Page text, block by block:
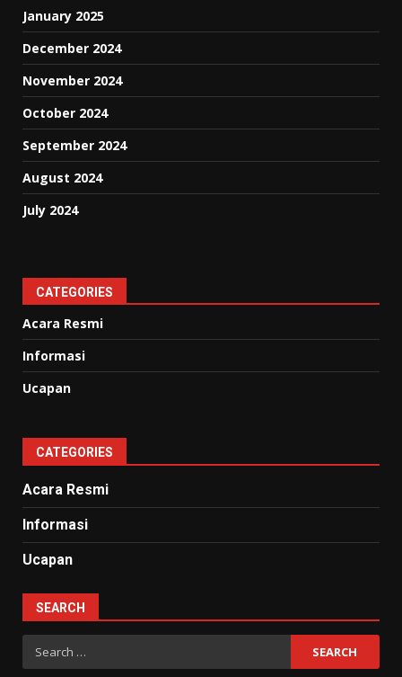
January 2025
December 2024
November 2024
October 2024
September 2024
August 2024
July 2024
CATEGORIES
Acara Resmi
Informasi
Ucapan
CATEGORIES
Acara Resmi
Informasi
Ucapan
SEARCH
Search
for: